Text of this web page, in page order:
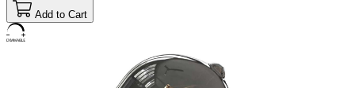
Add to Cart